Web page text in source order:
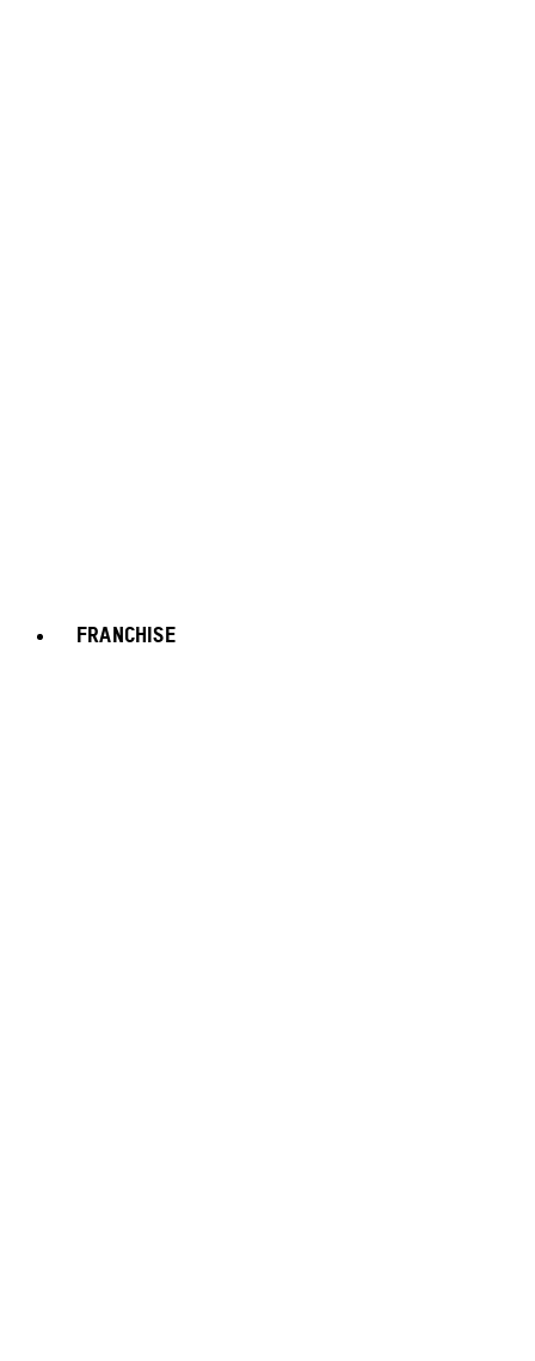
FRANCHISE